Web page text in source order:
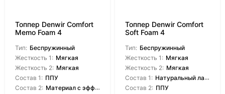
Топпер Denwir Comfort
Memo Foam 4
Тип: Беспружинный
Жесткость 1: Мягкая
Жесткость 2: Мягкая
Состав 1: ППУ
Состав 2: Материал с эффектом памяти
Топпер Denwir Comfort
Soft Foam 4
Тип: Беспружинный
Жесткость 1: Мягкая
Жесткость 2: Мягкая
Состав 1: Натуральный латекс
Состав 2: ППУ